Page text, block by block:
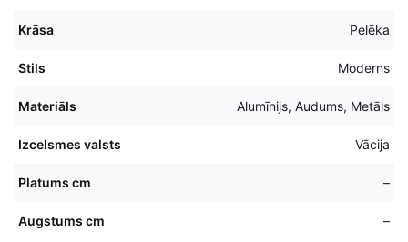
Krāsa Pelēka
Stils Moderns
Materiāls Alumīnijs, Audums, Metāls
Izcelsmes valsts Vācija
Platums cm –
Augstums cm –